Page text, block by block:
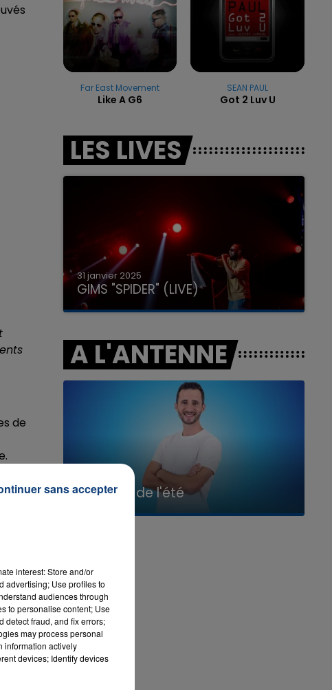
7h00 - 11h00
LA TEAM DE L'ÉTÉ
de
Far East Movement
Like A G6
SEAN PAUL
Got 2 Luv U
LES LIVES
31 janvier 2025
GIMS "SPIDER" (LIVE)
A L'ANTENNE
La Team de l'été
interest: Store and/or
advertising; Use profiles to
audiences through
to personalise content; Use
detect fraud, and fix errors;
may process personal
information actively
devices; Identify devices
sans accepter